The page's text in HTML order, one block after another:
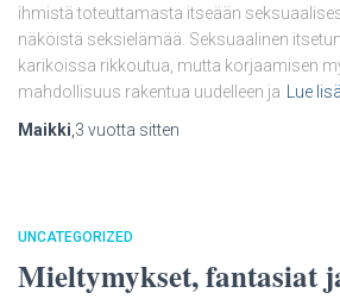
ihmistä toteuttamasta itseään
näköistä seksielämää. Seksuaalinen
karikoissa rikkoutua, mutta korjaamisen
mahdollisuus rakentua uudelleen ja
Lue
Maikki 3 vuotta sitten
UNCATEGORIZED
Mieltymykset, fantasiat